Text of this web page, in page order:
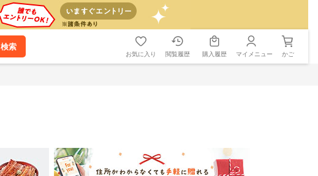
検索
お気に入り 閲覧履歴 購入履歴 マイメニュー かご